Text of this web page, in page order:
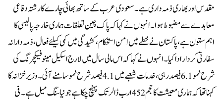
مقدس اور بھاری ذمہ داری ہے۔ سعودی عرب کے ساتھ بھائی چارے کا رشتہ دفاعی
معاہدے سے مضبوط ہوا۔انہوں نے کہا کہ پاک چین تعلقات ہماری خارجہ پالیسی کا
اہم ستون ہے، پاکستان نے خطے میں امن استحکام، کشیدگی میں کمی کیلئے فعال، ذمہ دارانہ
سفارتی کردار ادا کیا۔انہوں نے کہا کہ اس مالی سال میں لارج اسکیل مینوفیکچرنگ کی
شرح نمو 6.1 فیصد رہی، خدمات شعبے میں 4.1 فیصد شرح نمو سامنے آئی۔وزیر خزانہ کا
کہنا تھا کہ ہماری معیشت کا حجم 452 ارب ڈالر تک پہنچ چکا ہے جو نیا سنگ میل ہے۔ فی